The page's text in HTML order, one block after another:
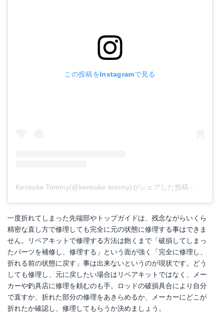
この投稿をInstagramで見る
Kensuke Tommy(@kensuke.tommy)がシェアした投稿 - 2019
一度折れてしまった先端部やトップガイドは、残念ながらいくら
精密な直し方で修理しても完全に元の状態に修理する事はできま
せん。リペアキットで修理する方法は飽くまで「破損してしまっ
たパーツを補修し、修理する」という面が強く「完全に修理し、
折れる前の状態に戻す」事は出来ないというのが現状です。どう
しても修理し、元に戻したい場合はリペアキットではなく、メー
カーや釣具店に修理を頼むのも手。ロッドの破損具合により自分
で直すか、折れた部分の修理をあきらめるか、メーカーにどこが
折れたか確認し、修理してもらうか決めましょう。